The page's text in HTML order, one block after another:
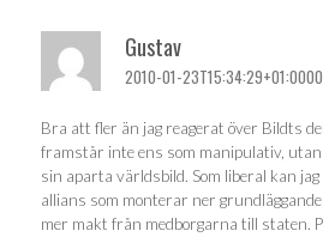
Gustav
2010-01-
Bra att fler än jag reagerat över Bildts
framstår inte ens som manipulativ,
sin aparta världsbild. Som liberal kan
allians som monterar ner
mer makt från medborgarna till staten.